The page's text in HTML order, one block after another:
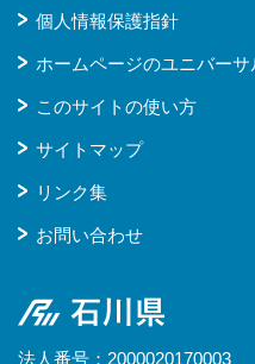
個人情報保護指針
ホームページのユニバー
このサイトの使い方
サイトマップ
リンク集
お問い合わせ
石川県
法人番号：2000020170003